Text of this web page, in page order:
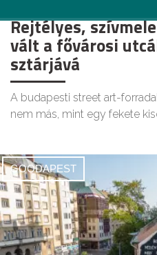
Rejtélyes,
vált a fővárosi
sztárjává
A budapesti street art-
nem más, mint egy fekete
GOODAPEST